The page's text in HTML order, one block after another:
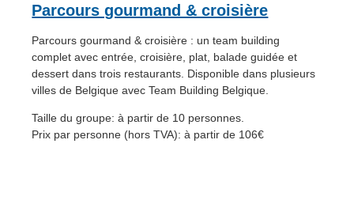
Parcours gourmand & croisière
Parcours gourmand & croisière : un team building
complet avec entrée, croisière, plat, balade guidée et
dessert dans trois restaurants. Disponible dans plusieurs
villes de Belgique avec Team Building Belgique.
Taille du groupe: à partir de 10 personnes.
Prix par personne (hors TVA): à partir de 106€